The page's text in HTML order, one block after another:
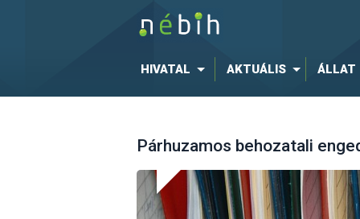
HIVATAL AKTUÁLIS ÁLLAT
Párhuzamos behozatali